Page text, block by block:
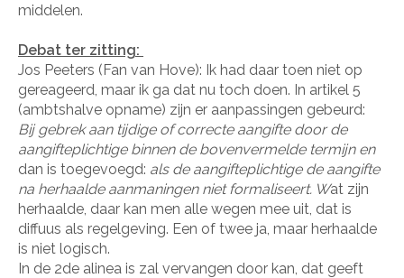
middelen.
Debat ter zitting:
Jos Peeters (Fan van Hove): Ik had daar toen niet op
gereageerd, maar ik ga dat nu toch doen. In artikel 5
(ambtshalve opname) zijn er aanpassingen gebeurd:
Bij gebrek aan tijdige of correcte aangifte door de
aangifteplichtige binnen de bovenvermelde termijn en
dan is toegevoegd: als de aangifteplichtige de aangifte
na herhaalde aanmaningen niet formaliseert. Wat zijn
herhaalde, daar kan men alle wegen mee uit, dat is
diffuus als regelgeving. Een of twee ja, maar herhaalde
is niet logisch.
In de 2de alinea is zal vervangen door kan, dat geeft